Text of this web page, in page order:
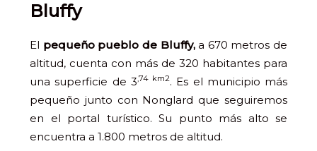
Bluffy
El pequeño pueblo de Bluffy,a 670 metros de
altitud, cuenta con más de 320 habitantes para
una superficie de 3,74 km2. Es el municipio más
pequeño junto con Nonglard que seguiremos
en el portal turístico. Su punto más alto se
encuentra a 1.800 metros de altitud.